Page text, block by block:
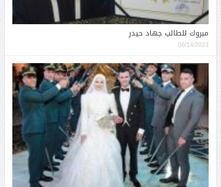
مبروك للطالب جهاد حيدر
06/14/2023